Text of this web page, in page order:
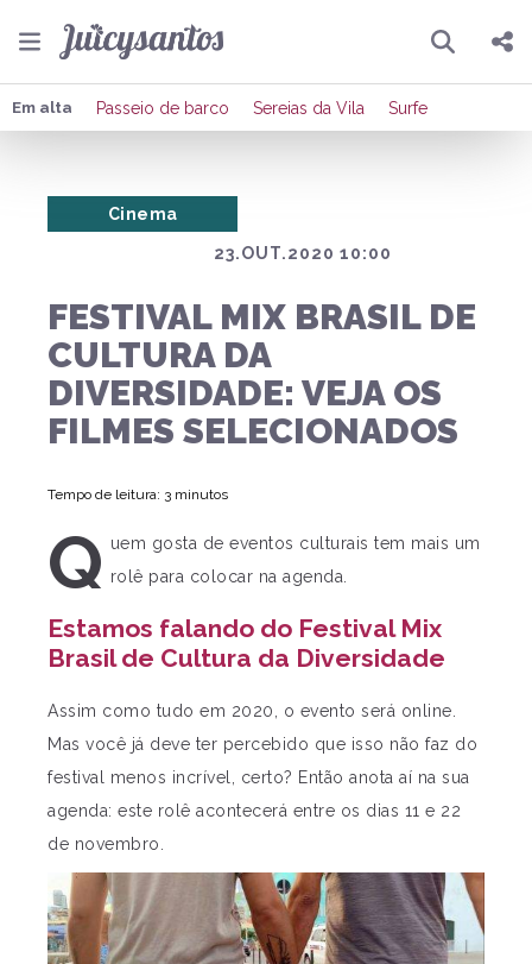
Pesquisar
Compartilhar
Publicar no X
Em alta Passeio de barco Sereias da Vila Surfe
23.OUT.2020 10:00
Cinema
FESTIVAL MIX BRASIL DE
CULTURA DA
DIVERSIDADE: VEJA OS
FILMES SELECIONADOS
Tempo de leitura: 3 minutos
Q uem gosta de eventos culturais tem mais um
rolê para colocar na agenda.
Estamos falando do Festival Mix
Brasil de Cultura da Diversidade
Assim como tudo em 2020, o evento será online.
Mas você já deve ter percebido que isso não faz do
festival menos incrível, certo? Então anota aí na sua
agenda: este rolê acontecerá entre os dias 11 e 22
de novembro.